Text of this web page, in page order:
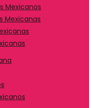
Mexicanos
Mexicanas